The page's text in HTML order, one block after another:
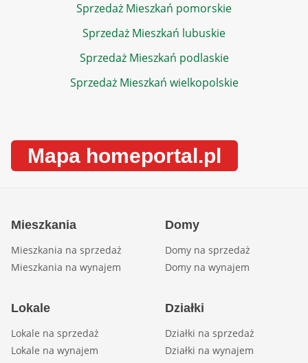
Sprzedaż Mieszkań pomorskie
Sprzedaż Mieszkań lubuskie
Sprzedaż Mieszkań podlaskie
Sprzedaż Mieszkań wielkopolskie
Mapa homeportal.pl
Mieszkania
Mieszkania na sprzedaż
Mieszkania na wynajem
Domy
Domy na sprzedaż
Domy na wynajem
Lokale
Lokale na sprzedaż
Lokale na wynajem
Działki
Działki na sprzedaż
Działki na wynajem